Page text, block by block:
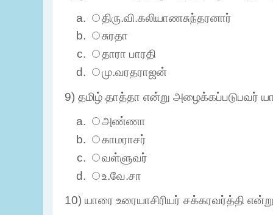
திரு.வி.கலியாணசுந்தரனார்
சுரதா
தாரா பாரதி
மு.வரதராஜன்
9) தமிழ் தாத்தா என்று அழைக்கப்படுபவர்
அண்ணா
காமராசர்
வள்ளுவர்
உ.வே.சா
10) யாரை உரையாசிரியர் சக்கரவர்த்தி